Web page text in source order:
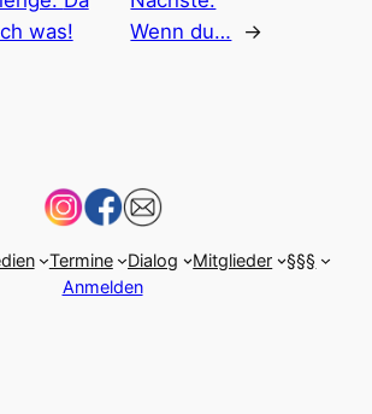
was!
Wenn du…
→
Termine Dialog Mitglieder
§§§
Anmelden